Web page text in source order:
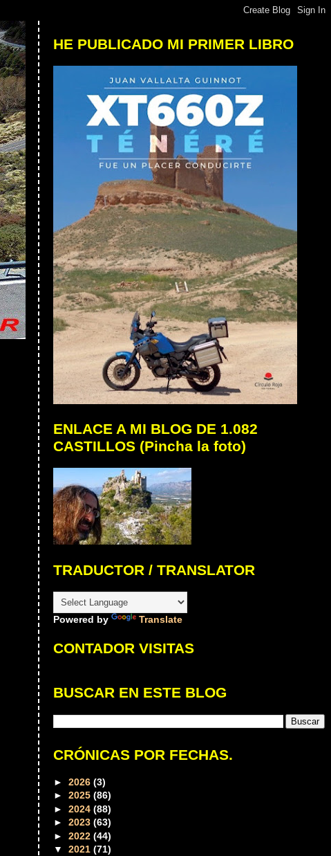
HE PUBLICADO MI PRIMER LIBRO
ENLACE A MI BLOG DE 1.082
CASTILLOS (Pincha la foto)
TRADUCTOR / TRANSLATOR
Powered by Translate
CONTADOR VISITAS
BUSCAR EN ESTE BLOG
CRÓNICAS POR FECHAS.
►2026(3)
►2025(86)
►2024(88)
►2023(63)
►2022(44)
▼2021(71)